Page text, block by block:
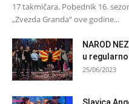
17 takmičara. Pobednik 16.
„Zvezda Granda“ ove godine...
NAROD
u
25/06/2023